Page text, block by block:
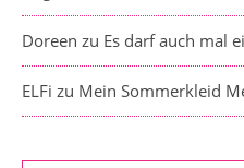
Doreen zu Es darf auch mal
ELFi zu Mein Sommerkleid